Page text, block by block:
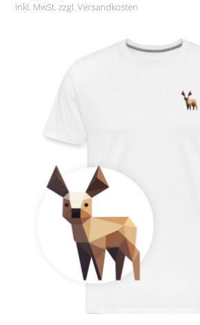
inkl. MwSt. zzgl.Versandkosten